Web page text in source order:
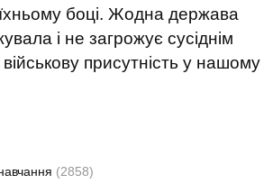
боці. Жодна держава
і не загрожує сусіднім
присутність у нашому
(2858)